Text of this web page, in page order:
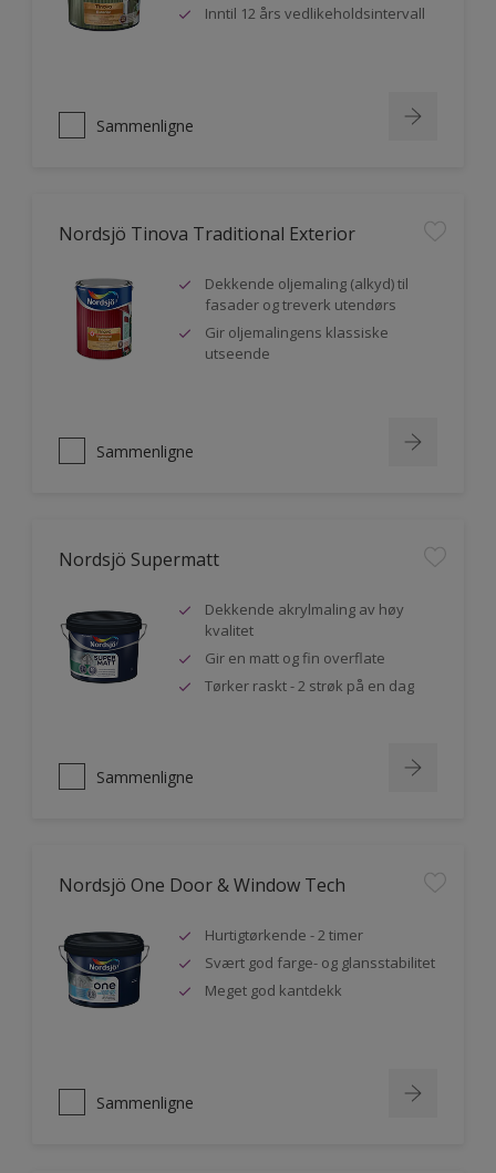
Inntil 12 års vedlikeholdsintervall
Sammenligne
Nordsjö Tinova Traditional Exterior
Dekkende oljemaling (alkyd) til
fasader og treverk utendørs
Gir oljemalingens klassiske
utseende
Sammenligne
Nordsjö Supermatt
Dekkende akrylmaling av høy
kvalitet
Gir en matt og fin overflate
Tørker raskt - 2 strøk på en dag
Sammenligne
Nordsjö One Door & Window Tech
Hurtigtørkende - 2 timer
Svært god farge- og glansstabilitet
Meget god kantdekk
Sammenligne